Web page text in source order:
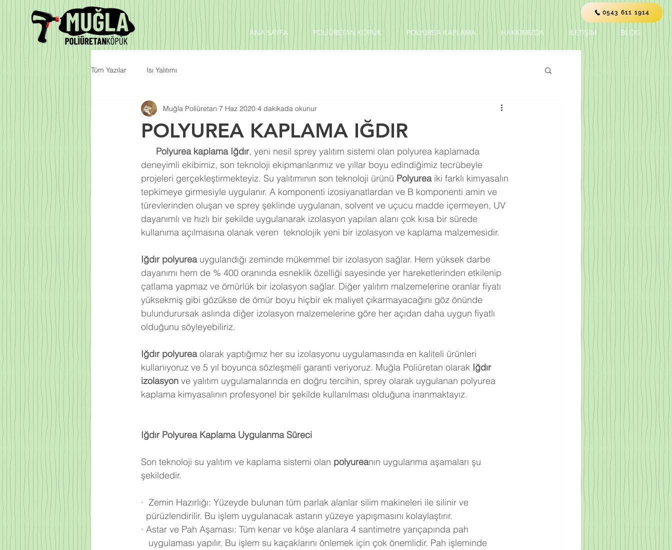
ANA SAYFA POLİÜRETAN KÖPÜK POLYUREA KAPLAMA HAKKIMIZDA İLETİŞİM BLOG
0543 611 1914
Tüm Yazılar Isı Yalıtımı
POLYUREA KAPLAMA IĞDIR
Muğla Poliüretan 7 Haz 2020 4 dakikada okunur
Polyurea kaplama Iğdır, yeni nesil sprey yalıtım sistemi olan polyurea kaplamada
deneyimli ekibimiz, son teknoloji ekipmanlarımız ve yıllar boyu edindiğimiz tecrübeyle
projeleri gerçekleştirmekteyiz. Su yalıtımının son teknoloji ürünü Polyurea iki farklı kimyasalın
tepkimeye girmesiyle uygulanır. A komponenti izosiyanatlardan ve B komponenti amin ve
türevlerinden oluşan ve sprey şeklinde uygulanan, solvent ve uçucu madde içermeyen, UV
dayanımlı ve hızlı bir şekilde uygulanarak izolasyon yapılan alanı çok kısa bir sürede
kullanıma açılmasına olanak veren  teknolojik yeni bir izolasyon ve kaplama malzemesidir.
Iğdır polyurea uygulandığı zeminde mükemmel bir izolasyon sağlar. Hem yüksek darbe
dayanımı hem de % 400 oranında esneklik özelliği sayesinde yer hareketlerinden etkilenip
çatlama yapmaz ve ömürlük bir izolasyon sağlar. Diğer yalıtım malzemelerine oranlar fiyatı
yüksekmiş gibi gözükse de ömür boyu hiçbir ek maliyet çıkarmayacağını göz önünde
bulundurursak aslında diğer izolasyon malzemelerine göre her açıdan daha uygun fiyatlı
olduğunu söyleyebiliriz.
Iğdır polyurea olarak yaptığımız her su izolasyonu uygulamasında en kaliteli ürünleri
kullanıyoruz ve 5 yıl boyunca sözleşmeli garanti veriyoruz. Muğla Poliüretan olarak Iğdır
izolasyon ve yalıtım uygulamalarında en doğru tercihin, sprey olarak uygulanan polyurea
kaplama kimyasalının profesyonel bir şekilde kullanılması olduğuna inanmaktayız.
Iğdır Polyurea Kaplama Uygulanma Süreci
Son teknoloji su yalıtım ve kaplama sistemi olan polyureanın uygulanma aşamaları şu
şekildedir.
· Zemin Hazırlığı: Yüzeyde bulunan tüm parlak alanlar silim makineleri ile silinir ve
  pürüzlendirilir. Bu işlem uygulanacak astarın yüzeye yapışmasını kolaylaştırır.
· Astar ve Pah Aşaması: Tüm kenar ve köşe alanlara 4 santimetre yarıçapında pah
   uygulaması yapılır. Bu işlem su kaçaklarını önlemek için çok önemlidir. Pah işleminde